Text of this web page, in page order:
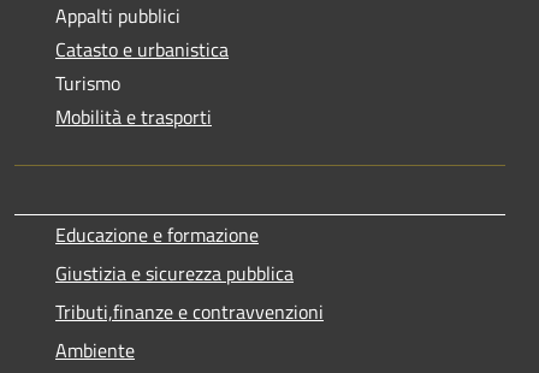
Appalti pubblici
Catasto e urbanistica
Turismo
Mobilità e trasporti
Educazione e formazione
Giustizia e sicurezza pubblica
Tributi,finanze e contravvenzioni
Ambiente